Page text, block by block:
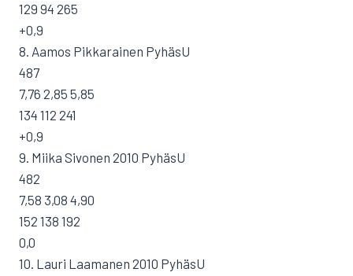
129 94 265
+0,9
8. Aamos Pikkarainen PyhäsU
487
7,76 2,85 5,85
134 112 241
+0,9
9. Miika Sivonen 2010 PyhäsU
482
7,58 3,08 4,90
152 138 192
0,0
10. Lauri Laamanen 2010 PyhäsU